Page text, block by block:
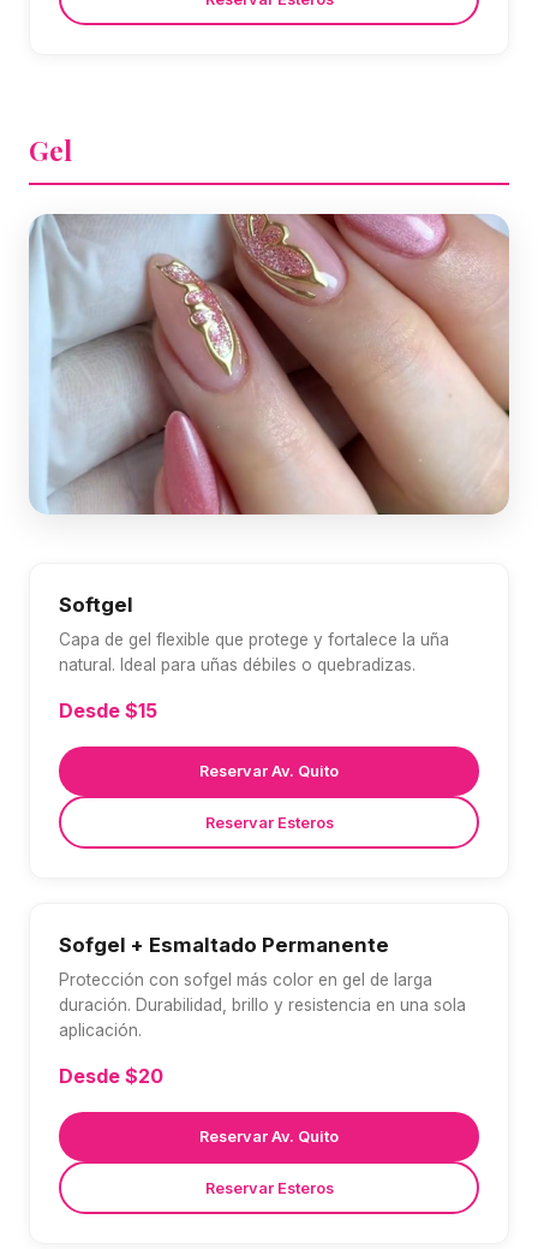
Gel
Softgel
Capa de gel flexible que protege y fortalece la uña
natural. Ideal para uñas débiles o quebradizas.
Desde $15
Reservar Av. Quito
Reservar Esteros
Sofgel + Esmaltado Permanente
Protección con sofgel más color en gel de larga
duración. Durabilidad, brillo y resistencia en una sola
aplicación.
Desde $20
Reservar Av. Quito
Reservar Esteros